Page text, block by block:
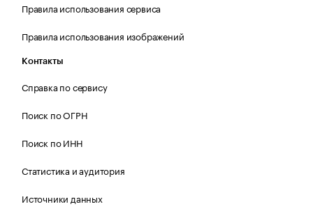
Правила использования сервиса
Правила использования изображений
Контакты
Справка по сервису
Поиск по ОГРН
Поиск по ИНН
Статистика и аудитория
Источники данных